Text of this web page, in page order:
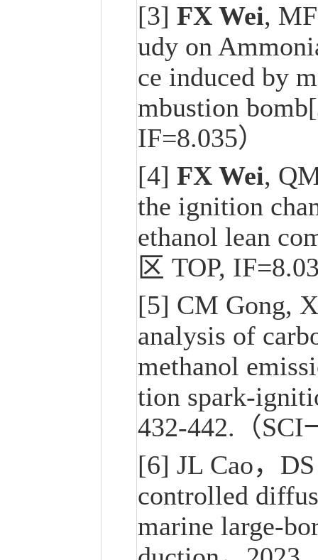
[3] FX Wei,
udy on
ce induced by
mbustion
IF=8.035）
[4] FX Wei,
the ignition
ethanol lean
区 TOP,
[5] CM Gong,
analysis of
methanol
tion spark-
432-442.（SCI
[6] JL Cao，
controlled
marine large-